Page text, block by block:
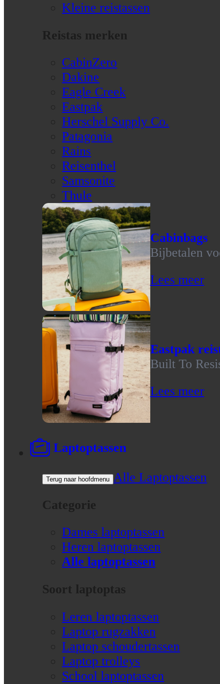
Kleine reistassen
Reistas merken
CabinZero
Dakine
Eagle Creek
Eastpak
Herschel Supply Co.
Patagonia
Rains
Reisenthel
Samsonite
Thule
Cabinbags
Bijbetalen
Lees meer
Eastpak
Built To
Lees meer
Laptoptassen
Terug naar hoofdmenu Alle Laptoptassen
Categorie
Dames laptoptassen
Heren laptoptassen
Alle laptoptassen
Soort laptoptas
Leren laptoptassen
Laptop rugzakken
Laptop schoudertassen
Laptop trolleys
School laptoptassen